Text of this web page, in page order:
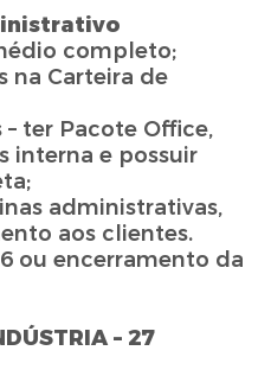
completo;
na Carteira de
ter Pacote Office,
interna e possuir
administrativas,
aos clientes.
ou encerramento da
– 27